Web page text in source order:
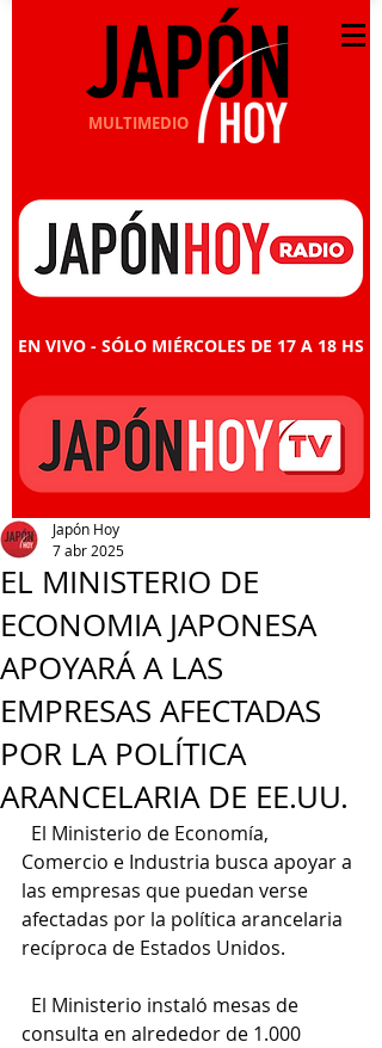
MULTIMEDIO
EN VIVO - SÓLO MIÉRCOLES DE 17 A 18 HS
EL MINISTERIO DE
ECONOMIA JAPONESA
APOYARÁ A LAS
EMPRESAS AFECTADAS
POR LA POLÍTICA
ARANCELARIA DE EE.UU.
Japón Hoy
7 abr 2025
El Ministerio de Economía,
Comercio e Industria busca apoyar a
las empresas que puedan verse
afectadas por la política arancelaria
recíproca de Estados Unidos.
El Ministerio instaló mesas de
consulta en alrededor de 1.000